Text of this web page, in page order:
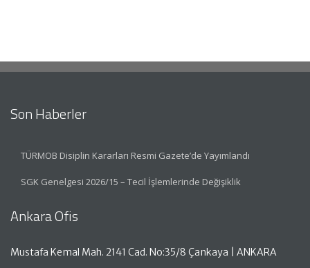
Son Haberler
TÜRMOB Disiplin Kararları Resmi Gazete’de Yayımlandı
SGK Genelgesi 2026/15 – Tecil İşlemlerinde Değişiklik
Ankara Ofis
Mustafa Kemal Mah. 2141 Cad. No:35/8 Çankaya | ANKARA